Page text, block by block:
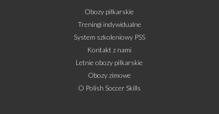
Obozy piłkarskie
Treningi indywidualne
System szkoleniowy PSS
Kontakt z nami
Letnie obozy piłkarskie
Obozy zimowe
O Polish Soccer Skills